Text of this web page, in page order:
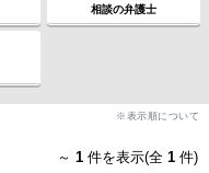
相談の弁護士
※表示順について
～ 1 件を表示(全 1 件)